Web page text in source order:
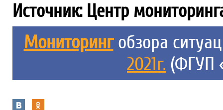
Источник: Центр
Мониторинг обзора
2021г. (ФГУП